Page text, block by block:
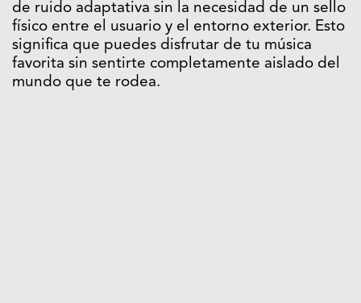
de ruido adaptativa sin la necesidad de un sello
físico entre el usuario y el entorno exterior. Esto
significa que puedes disfrutar de tu música
favorita sin sentirte completamente aislado del
mundo que te rodea.